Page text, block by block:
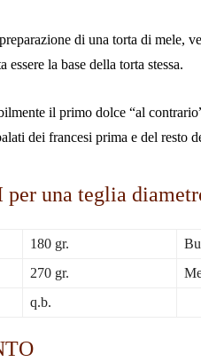
di una torta di mele,
essere la base della torta stessa.
il primo dolce “al
dei francesi prima e del resto
una teglia
180 gr.
270 gr.
q.b.